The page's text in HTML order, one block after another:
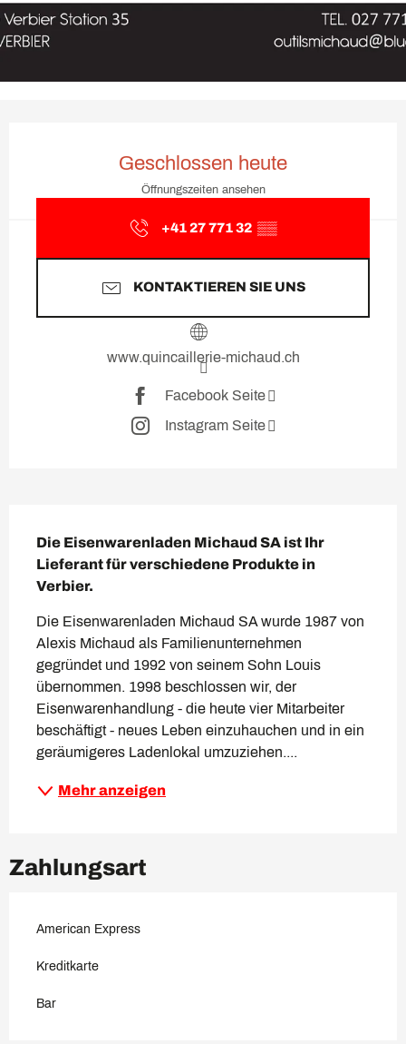
Geschlossen heute
Öffnungszeiten ansehen
+41 27 771 32 ▒▒
KONTAKTIEREN SIE UNS
www.quincaillerie-michaud.ch
Facebook Seite
Instagram Seite
Die Eisenwarenladen Michaud SA ist Ihr
Lieferant für verschiedene Produkte in
Verbier.
Die Eisenwarenladen Michaud SA wurde 1987 von
Alexis Michaud als Familienunternehmen
gegründet und 1992 von seinem Sohn Louis
übernommen. 1998 beschlossen wir, der
Eisenwarenhandlung - die heute vier Mitarbeiter
beschäftigt - neues Leben einzuhauchen und in ein
geräumigeres Ladenlokal umzuziehen....
Mehr anzeigen
Zahlungsart
American Express
Kreditkarte
Bar